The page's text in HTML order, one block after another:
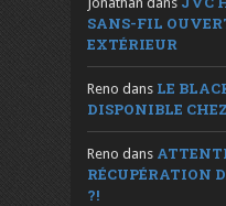
SANS-FIL
EXTÉRIEUR
Reno dans LE
DISPONIBLE
Reno dans
RÉCUPÉRATION
?!